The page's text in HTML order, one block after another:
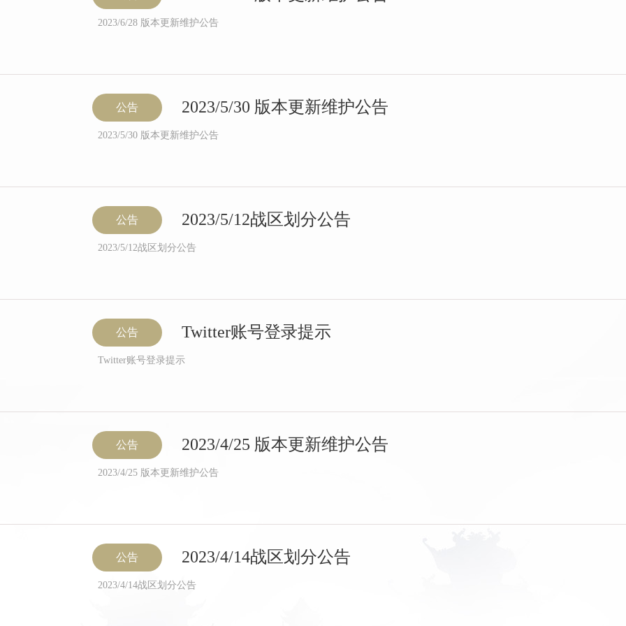
2023/6/28 版本更新维护公告
公告 2023/5/30 版本更新维护公告
2023/5/30 版本更新维护公告
公告 2023/5/12战区划分公告
2023/5/12战区划分公告
公告 Twitter账号登录提示
Twitter账号登录提示
公告 2023/4/25 版本更新维护公告
2023/4/25 版本更新维护公告
公告 2023/4/14战区划分公告
2023/4/14战区划分公告